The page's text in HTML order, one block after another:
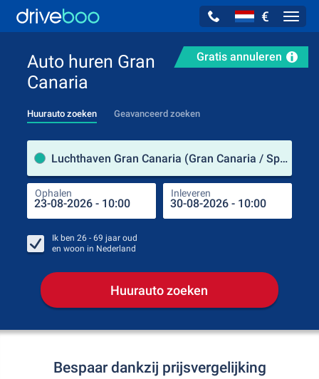
€
Gratis annuleren
Auto huren Gran
Canaria
Huurauto zoeken Geavanceerd zoeken
Luchthaven Gran Canaria (Gran Canaria / Spanje)
Ophalen Inleveren
Ik ben 26 - 69 jaar oud
en woon in Nederland
Huurauto zoeken
Bespaar dankzij prijsvergelijking